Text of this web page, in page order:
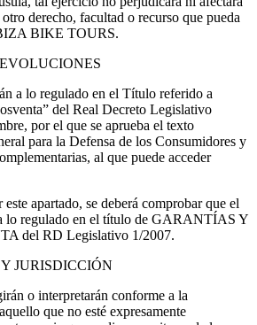
derecho, facultad o recurso que pueda
BIKE TOURS.
a lo regulado en el Título referido a
del Real Decreto Legislativo
por el que se aprueba el texto
para la Defensa de los Consumidores y
al que puede acceder
apartado, se deberá comprobar que el
lo regulado en el título de GARANTÍAS Y
del RD Legislativo 1/2007.
JURISDICCIÓN
o interpretarán conforme a la
que no esté expresamente